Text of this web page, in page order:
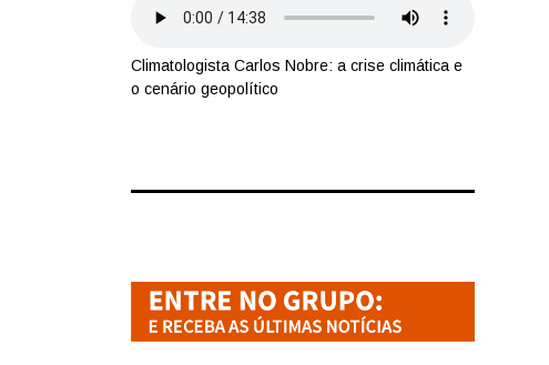
Climatologista Carlos Nobre: a crise climática e
o cenário geopolítico